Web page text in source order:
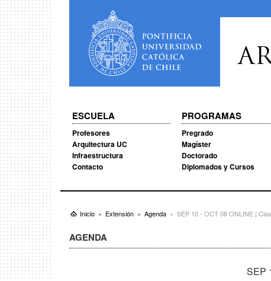
ESCUELA
Profesores
Arquitectura UC
Infraestructura
Contacto
PROGRAMAS
Pregrado
Magíster
Doctorado
Diplomados y Cursos
Inicio Extensión Agenda SEP 10 - OCT 08 ONLINE |
AGENDA
SEP